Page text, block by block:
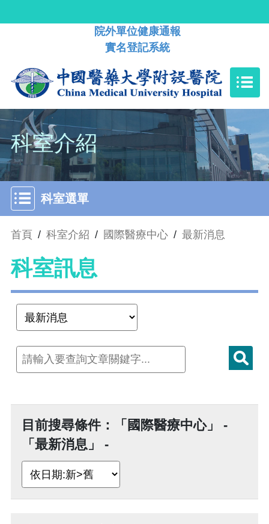
院外單位健康通報
實名登記系統
科室介紹
科室選單
首頁 / 科室介紹 / 國際醫療中心 / 最新消息
科室訊息
目前搜尋條件：「國際醫療中心」 -
「最新消息」 -